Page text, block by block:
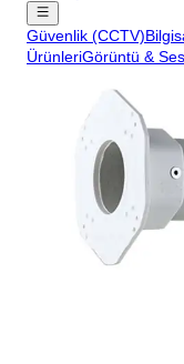
Güvenlik (CCTV)
ÜrünleriGörüntü & Ses